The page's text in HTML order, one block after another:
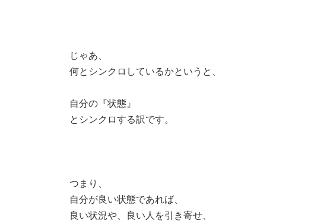
じゃあ、
何とシンクロしているかというと、
自分の『状態』
とシンクロする訳です。
つまり、
自分が良い状態であれば、
良い状況や、良い人を引き寄せ、